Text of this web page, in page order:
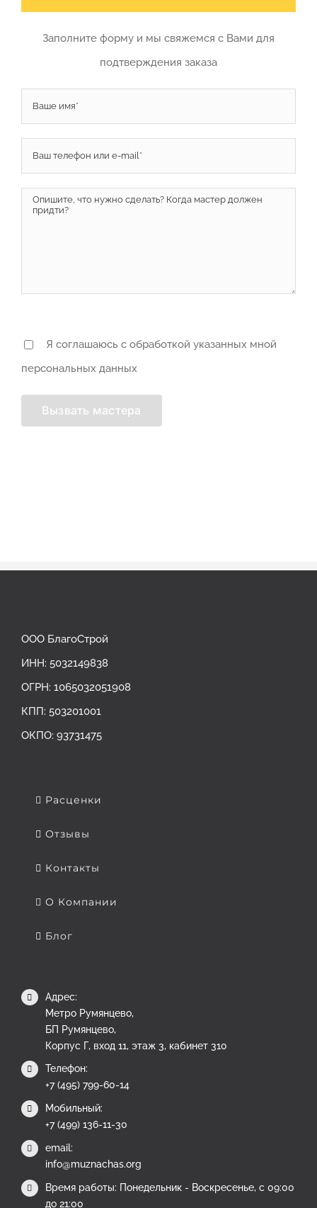
Заполните форму и мы свяжемся с Вами для
подтверждения заказа
Я соглашаюсь с обработкой указанных мной
персональных данных
ООО БлагоСтрой
ИНН: 5032149838
ОГРН: ‎1065032051908
КПП: 503201001
ОКПО: 93731475
Расценки
Отзывы
Контакты
О Компании
Блог
Адрес:
Метро Румянцево,
БП Румянцево,
Корпус Г, вход 11, этаж 3, кабинет 310
Телефон:
+7 (495) 799-60-14
Мобильный:
+7 (499) 136-11-30
email:
info@muznachas.org
Время работы: Понедельник - Воскресенье, с 09:00
до 21:00